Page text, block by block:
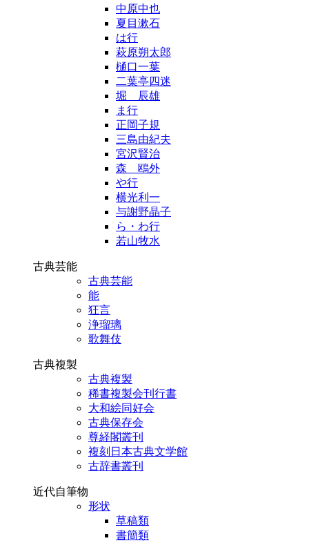
中原中也
夏目漱石
は行
萩原朔太郎
樋口一葉
二葉亭四迷
堀 辰雄
ま行
正岡子規
三島由紀夫
宮沢賢治
森 鴎外
や行
横光利一
与謝野晶子
ら・わ行
若山牧水
古典芸能
古典芸能
能
狂言
浄瑠璃
歌舞伎
古典複製
古典複製
稀書複製会刊行書
大和絵同好会
古典保存会
尊経閣叢刊
複刻日本古典文学館
古辞書叢刊
近代自筆物
形状
草稿類
書簡類